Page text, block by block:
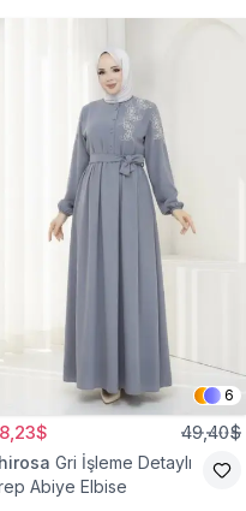
6
49,40$
Gri İşleme Detaylı
Abiye Elbise